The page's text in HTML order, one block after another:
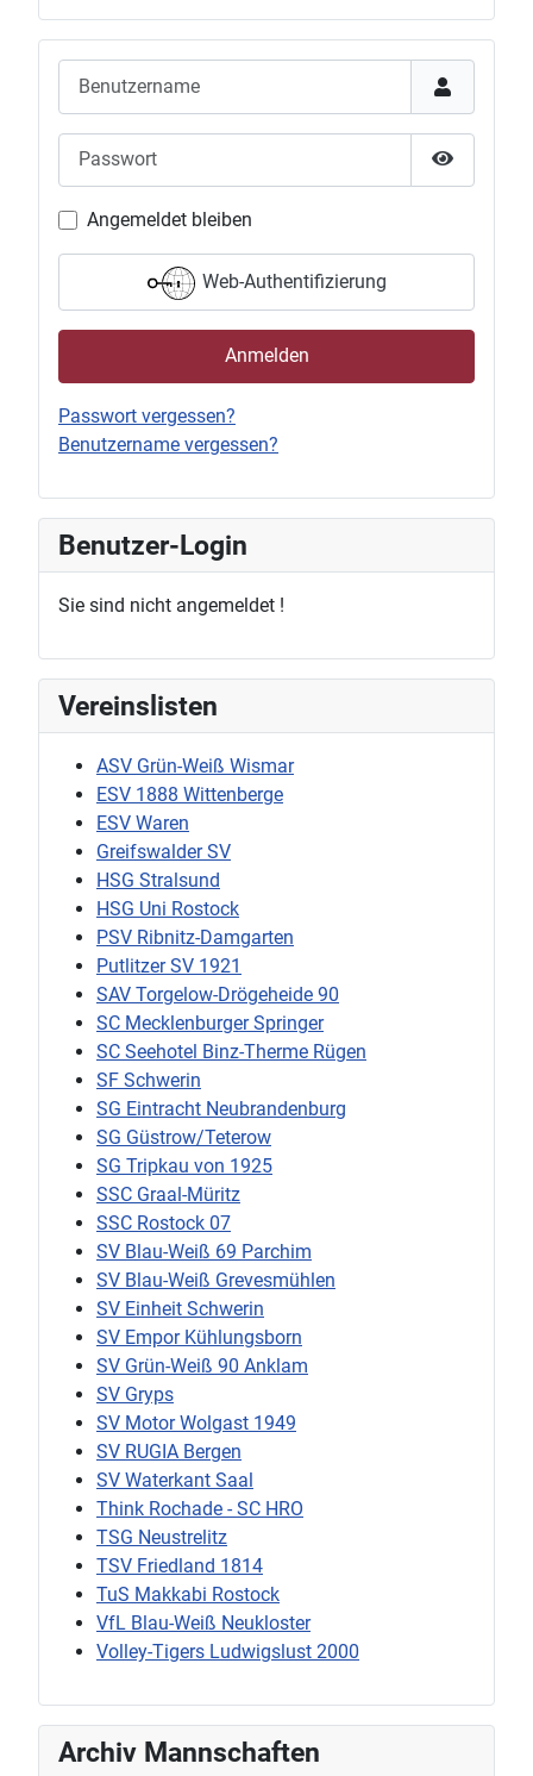
Passwort
Angemeldet bleiben
Web-Authentifizierung
Anmelden
Passwort vergessen?
Benutzername vergessen?
Benutzer-Login
Sie sind nicht angemeldet !
Vereinslisten
ASV Grün-Weiß Wismar
ESV 1888 Wittenberge
ESV Waren
Greifswalder SV
HSG Stralsund
HSG Uni Rostock
PSV Ribnitz-Damgarten
Putlitzer SV 1921
SAV Torgelow-Drögeheide 90
SC Mecklenburger Springer
SC Seehotel Binz-Therme Rügen
SF Schwerin
SG Eintracht Neubrandenburg
SG Güstrow/Teterow
SG Tripkau von 1925
SSC Graal-Müritz
SSC Rostock 07
SV Blau-Weiß 69 Parchim
SV Blau-Weiß Grevesmühlen
SV Einheit Schwerin
SV Empor Kühlungsborn
SV Grün-Weiß 90 Anklam
SV Gryps
SV Motor Wolgast 1949
SV RUGIA Bergen
SV Waterkant Saal
Think Rochade - SC HRO
TSG Neustrelitz
TSV Friedland 1814
TuS Makkabi Rostock
VfL Blau-Weiß Neukloster
Volley-Tigers Ludwigslust 2000
Archiv Mannschaften